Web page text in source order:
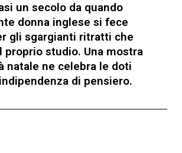
un secolo da quando
donna inglese si fece
gli sgargianti ritratti che
proprio studio. Una mostra
natale ne celebra le doti
di pensiero.